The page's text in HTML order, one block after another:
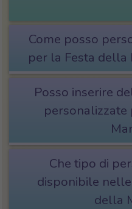
Come posso
per la Festa della
Posso inserire
personalizzate
Che tipo di
disponibile
della